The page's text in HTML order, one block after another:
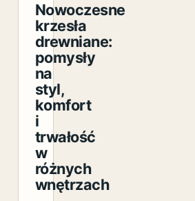
Nowoczesne
krzesła
drewniane:
pomysły
na
styl,
komfort
i
trwałość
w
różnych
wnętrzach